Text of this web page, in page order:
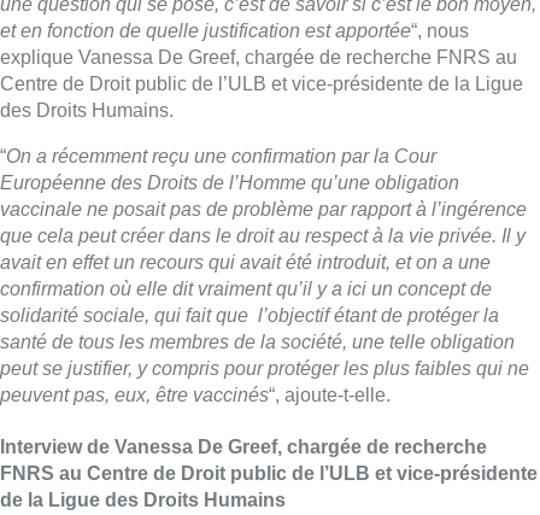
une question qui se pose, c’est de savoir si c’est le bon moyen,
et en fonction de quelle justification est apportée“, nous
explique Vanessa De Greef, chargée de recherche FNRS au
Centre de Droit public de l’ULB et vice-présidente de la Ligue
des Droits Humains.
“On a récemment reçu une confirmation par la Cour
Européenne des Droits de l’Homme qu’une obligation
vaccinale ne posait pas de problème par rapport à l’ingérence
que cela peut créer dans le droit au respect à la vie privée. Il y
avait en effet un recours qui avait été introduit, et on a une
confirmation où elle dit vraiment qu’il y a ici un concept de
solidarité sociale, qui fait que l’objectif étant de protéger la
santé de tous les membres de la société, une telle obligation
peut se justifier, y compris pour protéger les plus faibles qui ne
peuvent pas, eux, être vaccinés“, ajoute-t-elle.
Interview de Vanessa De Greef, chargée de recherche
FNRS au Centre de Droit public de l’ULB et vice-présidente
de la Ligue des Droits Humains